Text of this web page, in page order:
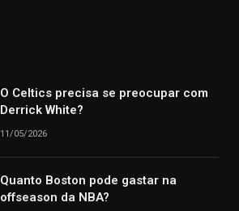
O Celtics precisa se preocupar com
Derrick White?
11/05/2026
Quanto Boston pode gastar na
offseason da NBA?